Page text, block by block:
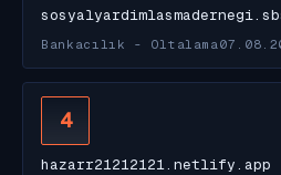
Bankacılık - Oltalama
4
hazarr21212121.netlify.app